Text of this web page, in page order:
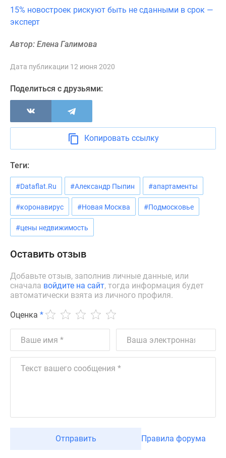
Новости
недвижимости
эксперта
Аналитика
рынка
Покупателю
Экспертиза
новостроек
Эксперты
авторы
проекте
Контакты
Реклама
сайте
Машино-
Апартаменты
#траншевая
#рассрочка
ИТ-
ипотека
Квартиры
15% новостроек рискуют быть не сданными в срок —
эксперт
Автор: Елена Галимова
Дата публикации 12 июня 2020
Поделиться с друзьями:
Копировать ссылку
Теги:
#Dataflat.Ru #Александр Пыпин #апартаменты
#коронавирус #Новая Москва #Подмосковье
#цены недвижимость
Оставить отзыв
Добавьте отзыв, заполнив личные данные, или
сначала войдите на сайт, тогда информация будет
автоматически взята из личного профиля.
Оценка *
Отправить Правила форума